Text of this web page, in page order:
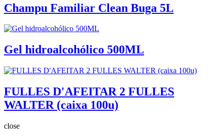
Champu Familiar Clean Buga 5L
Gel hidroalcohólico 500ML
FULLES D'AFEITAR 2 FULLES
WALTER (caixa 100u)
close